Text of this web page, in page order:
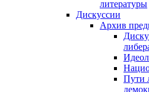
литературы
Дискуссии
Архив
Пути